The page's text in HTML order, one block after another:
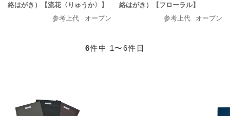
絡はがき）【流花〈りゅうか〉】
参考上代
オープン
絡はがき）【フローラル】
参考上代
オープン
6件中 1〜6件目